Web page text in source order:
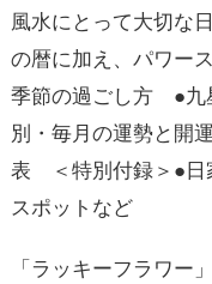
風水にとって大切な
の暦に加え、パワー
季節の過ごし方 ●九
別・毎月の運勢と
表 ＜特別付録＞●
スポットなど
「ラッキーフラワー